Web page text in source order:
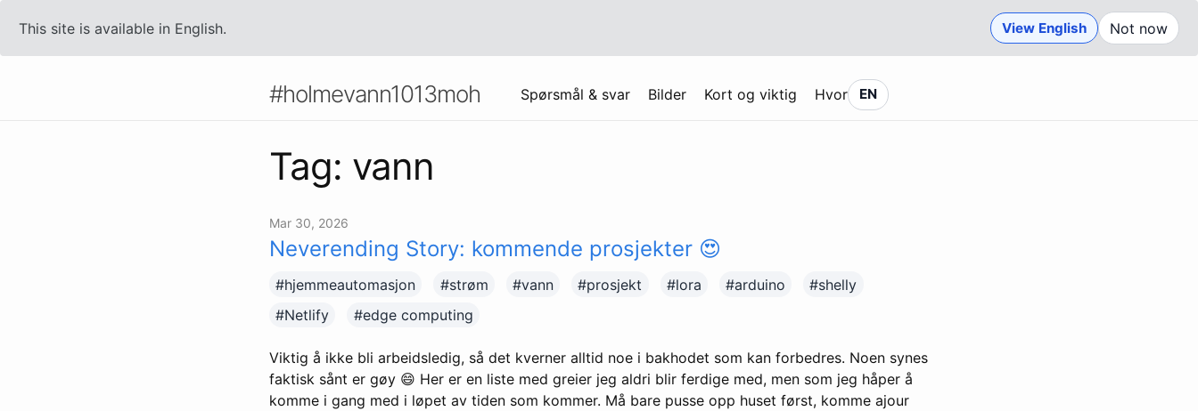
This site is available in English. View English Not now
#holmevann1013moh Spørsmål & svar Bilder Kort og viktig Hvor EN
Tag: vann
Mar 30, 2026
Neverending Story: kommende prosjekter 😍
#hjemmeautomasjon #strøm #vann #prosjekt #lora #arduino
#shelly
#Netlify
#edge computing
Viktig å ikke bli arbeidsledig, så det kverner alltid noe i bakhodet som kan forbedres. Noen synes
faktisk sånt er gøy 😄 Her er en liste med greier jeg aldri blir ferdige med, men som jeg håper å
komme i gang med i løpet av tiden som kommer. Må bare pusse opp huset først, komme ajour